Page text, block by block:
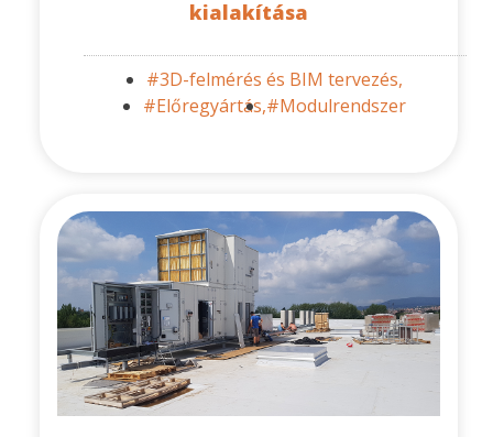
kialakítása
#3D-felmérés és BIM tervezés,
#Előregyártás,#Modulrendszer